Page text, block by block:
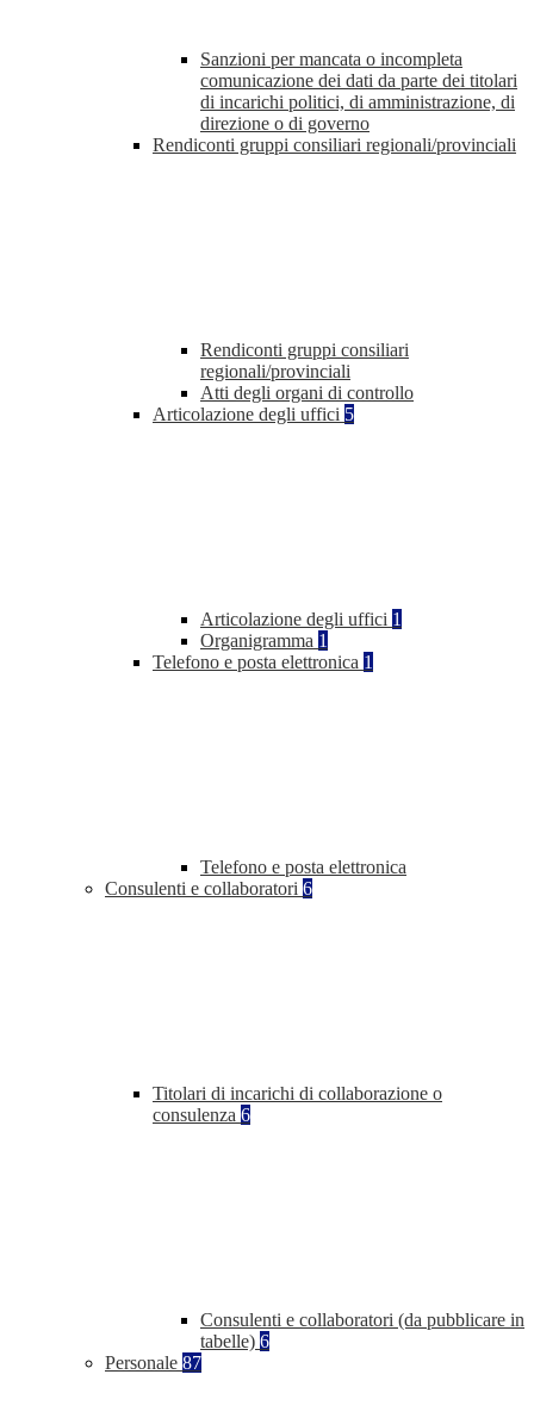
Sanzioni per mancata o incompleta
comunicazione dei dati da parte dei titolari
di incarichi politici, di amministrazione, di
direzione o di governo
Rendiconti gruppi consiliari regionali/provinciali
Rendiconti gruppi consiliari
regionali/provinciali
Atti degli organi di controllo
Articolazione degli uffici 5
Articolazione degli uffici 1
Organigramma 1
Telefono e posta elettronica 1
Telefono e posta elettronica
Consulenti e collaboratori 6
Titolari di incarichi di collaborazione o
consulenza 6
Consulenti e collaboratori (da pubblicare in
tabelle) 6
Personale 87